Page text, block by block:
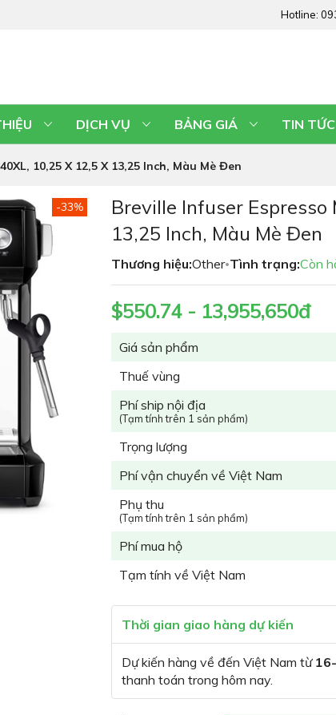
Hotline:
DỊCH VỤ BẢNG GIÁ TIN TỨC
10,25 X 12,5 X 13,25 Inch, Màu Mè Đen
-33%
Breville Infuser Espresso
13,25 Inch, Màu Mè Đen
Thương hiệu:Other•Tình trạng:Còn
Giá sản phẩm
Thuế vùng
Phí ship nội địa
(Tạm tính trên 1 sản phẩm)
Trọng lượng
Phí vận chuyển về Việt Nam
Phụ thu
(Tạm tính trên 1 sản phẩm)
Phí mua hộ
Tạm tính về Việt Nam
$550.74 - 13,955,650đ
Thời gian giao hàng dự kiến
Dự kiến hàng về đến Việt Nam từ
thanh toán trong hôm nay.